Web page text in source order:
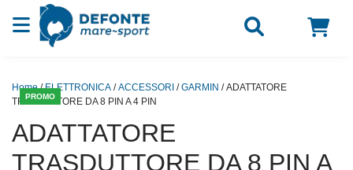
Vai al contenuto
PROMO
Home/ELETTRONICA /ACCESSORI /GARMIN / ADATTATORE
TRASDUTTORE DA 8 PIN A 4 PIN
ADATTATORE
TRASDUTTORE DA 8 PIN A